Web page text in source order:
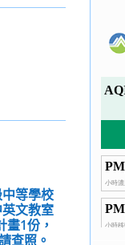
等學校
文教室
1份，
查照。